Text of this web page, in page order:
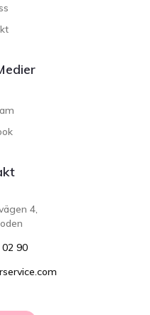
4,
90